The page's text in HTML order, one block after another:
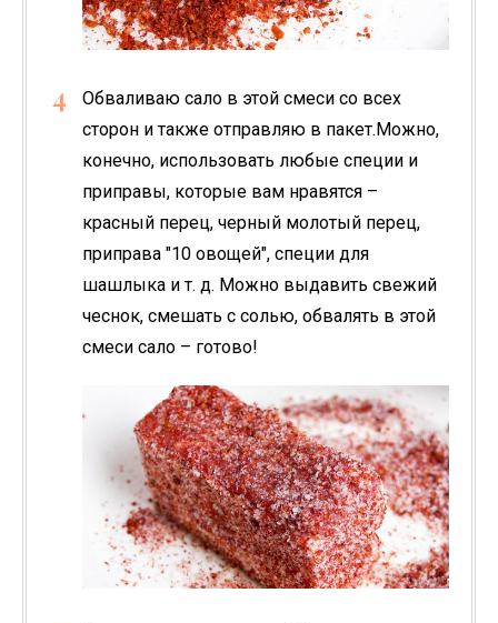
Обваливаю сало в этой смеси со всех
сторон и также отправляю в пакет.Можно,
конечно, использовать любые специи и
приправы, которые вам нравятся –
красный перец, черный молотый перец,
приправа "10 овощей", специи для
шашлыка и т. д. Можно выдавить свежий
чеснок, смешать с солью, обвалять в этой
смеси сало – готово!